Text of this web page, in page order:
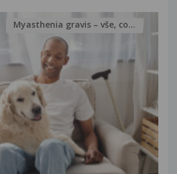
Myasthenia gravis – vše, co...